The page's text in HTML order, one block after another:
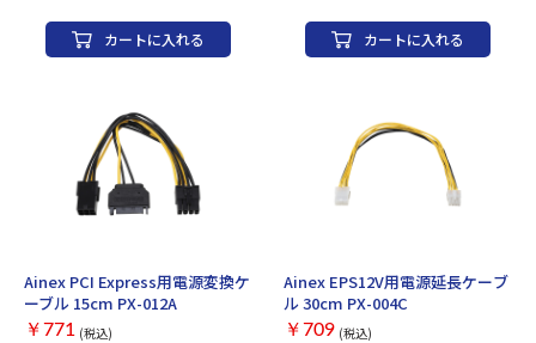
Type-C 保証期間：1年間 付属品：USBヘ
ッダピン接続ケーブル、USBヘッダピン
カートに入れる カートに入れる
Ainex PCI Express用電源変換ケ
ーブル 15cm PX-012A
￥771 (税込)
Ainex EPS12V用電源延長ケーブ
ル 30cm PX-004C
￥709 (税込)